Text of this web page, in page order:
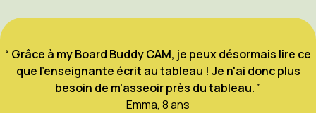
“ Grâce à my Board Buddy CAM, je peux désormais lire ce
que l'enseignante écrit au tableau ! Je n'ai donc plus
besoin de m'asseoir près du tableau. ”
Emma, 8 ans